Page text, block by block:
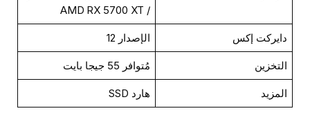
/ AMD RX 5700 XT
دايركت إكس الإصدار 12
التخزين مُتوافر 55 جيجا بايت
المزيد هارد SSD